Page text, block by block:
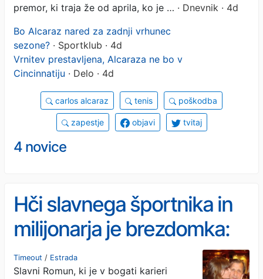
premor, ki traja že od aprila, ko je … · Dnevnik · 4d
Bo Alcaraz nared za zadnji vrhunec
sezone? · Sportklub · 4d
Vrnitev prestavljena, Alcaraza ne bo v
Cincinnatiju · Delo · 4d
carlos alcaraz tenis poškodba
zapestje objavi tvitaj
4 novice
Hči slavnega športnika in
milijonarja je brezdomka:
prosi za hrano in zatočišče,
Timeout / Estrada
Slavni Romun, ki je v bogati karieri